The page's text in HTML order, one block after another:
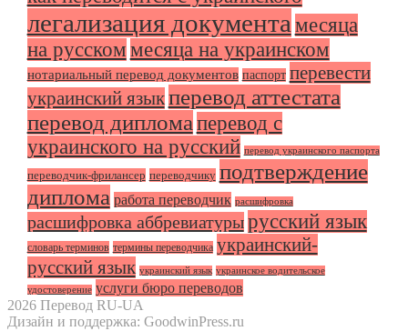
легализация документа месяца
на русском месяца на украинском
нотариальный перевод документов паспорт перевести
украинский языкперевод аттестата
перевод диплома перевод с
украинского на русский перевод украинского паспорта
переводчик-фрилансер переводчику подтверждение
диплома работа переводчик расшифровка
расшифровка аббревиатуры русский язык
словарь терминов термины переводчика украинский-
русский язык украинский язык украинское водительское
удостоверение услуги бюро переводов
2026 Перевод RU-UA
Дизайн и поддержка: GoodwinPress.ru